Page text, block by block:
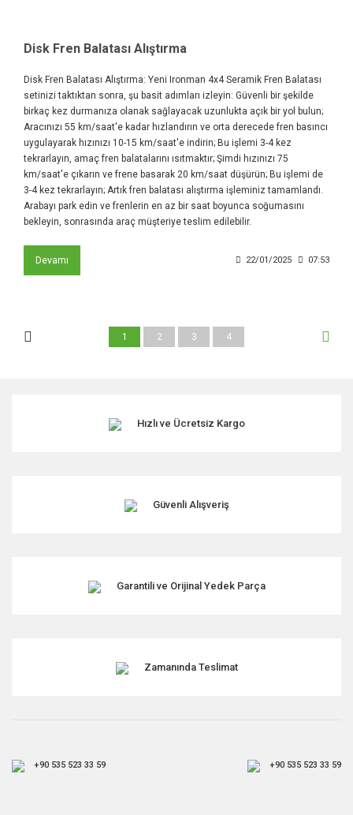
Disk Fren Balatası Alıştırma
Disk Fren Balatası Alıştırma: Yeni Ironman 4x4 Seramik Fren Balatası
setinizi taktıktan sonra, şu basit adımları izleyin: Güvenli bir şekilde
birkaç kez durmanıza olanak sağlayacak uzunlukta açık bir yol bulun;
Aracınızı 55 km/saat'e kadar hızlandırın ve orta derecede fren basıncı
uygulayarak hızınızı 10-15 km/saat'e indirin; Bu işlemi 3-4 kez
tekrarlayın, amaç fren balatalarını ısıtmaktır; Şimdi hızınızı 75
km/saat'e çıkarın ve frene basarak 20 km/saat düşürün; Bu işlemi de
3-4 kez tekrarlayın; Artık fren balatası alıştırma işleminiz tamamlandı.
Arabayı park edin ve frenlerin en az bir saat boyunca soğumasını
bekleyin, sonrasında araç müşteriye teslim edilebilir.
Devamı 22/01/2025 07:53
1 2 3 4
Hızlı ve Ücretsiz Kargo
Güvenli Alışveriş
Garantili ve Orijinal Yedek Parça
Zamanında Teslimat
+90 535 523 33 59 +90 535 523 33 59